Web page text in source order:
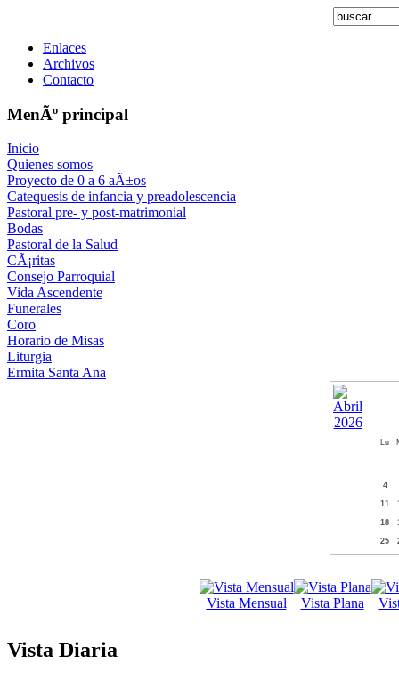
Enlaces
Archivos
Contacto
MenÃº principal
Inicio
Quienes somos
Proyecto de 0 a 6 aÃ±os
Catequesis de infancia y preadolescencia
Pastoral pre- y post-matrimonial
Bodas
Pastoral de la Salud
CÃ¡ritas
Consejo Parroquial
Vida Ascendente
Funerales
Coro
Horario de Misas
Liturgia
Ermita Santa Ana
Lu
4
11
18
25
Vista Mensual Vista Plana
Vista Diaria